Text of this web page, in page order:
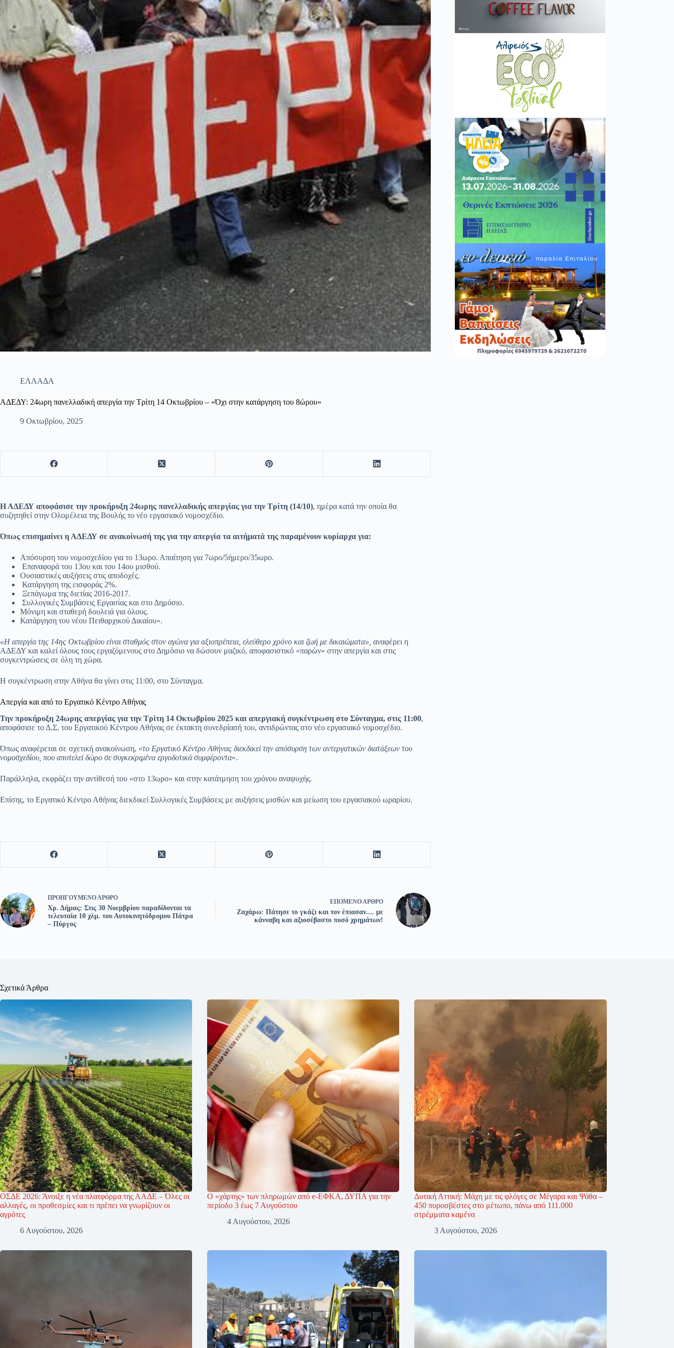
ΕΛΛΑΔΑ
ΑΔΕΔΥ: 24ωρη πανελλαδική απεργία την Τρίτη 14 Οκτωβρίου – «Όχι στην κατάργηση του 8ώρου»
9 Οκτωβρίου, 2025
Η ΑΔΕΔΥ αποφάσισε την προκήρυξη 24ωρης πανελλαδικής απεργίας για την Τρίτη (14/10), ημέρα κατά την οποία θα
συζητηθεί στην Ολομέλεια της Βουλής το νέο εργασιακό νομοσχέδιο.
Όπως επισημαίνει η ΑΔΕΔΥ σε ανακοίνωσή της για την απεργία τα αιτήματά της παραμένουν κυρίαρχα για:
Απόσυρση του νομοσχεδίου για το 13ωρο. Απαίτηση για 7ωρο/5ήμερο/35ωρο.
Επαναφορά του 13ου και του 14ου μισθού.
Ουσιαστικές αυξήσεις στις αποδοχές.
Κατάργηση της εισφοράς 2%.
Ξεπάγωμα της διετίας 2016-2017.
Συλλογικές Συμβάσεις Εργασίας και στο Δημόσιο.
Μόνιμη και σταθερή δουλειά για όλους.
Κατάργηση του νέου Πειθαρχικού Δικαίου».
«Η απεργία της 14ης Οκτωβρίου είναι σταθμός στον αγώνα για αξιοπρέπεια, ελεύθερο χρόνο και ζωή με δικαιώματα», αναφέρει η
ΑΔΕΔΥ και καλεί όλους τους εργαζόμενους στο Δημόσιο να δώσουν μαζικό, αποφασιστικό «παρών» στην απεργία και στις
συγκεντρώσεις σε όλη τη χώρα.
Η συγκέντρωση στην Αθήνα θα γίνει στις 11:00, στο Σύνταγμα.
Απεργία και από το Εργατικό Κέντρο Αθήνας
Την προκήρυξη 24ωρης απεργίας για την Τρίτη 14 Οκτωβρίου 2025 και απεργιακή συγκέντρωση στο Σύνταγμα, στις 11:00,
αποφάσισε το Δ.Σ. του Εργατικού Κέντρου Αθήνας σε έκτακτη συνεδρίασή του, αντιδρώντας στο νέο εργασιακό νομοσχέδιο.
Όπως αναφέρεται σε σχετική ανακοίνωση, «το Εργατικό Κέντρο Αθήνας διεκδικεί την απόσυρση των αντεργατικών διατάξεων του
νομοσχεδίου, που αποτελεί δώρο σε συγκεκριμένα εργοδοτικά συμφέροντα».
Παράλληλα, εκφράζει την αντίθεσή του «στο 13ωρο» και στην κατάτμηση του χρόνου αναψυχής.
Επίσης, το Εργατικό Κέντρο Αθήνας διεκδικεί Συλλογικές Συμβάσεις με αυξήσεις μισθών και μείωση του εργασιακού ωραρίου.
ΠΡΟΗΓΟΎΜΕΝΟ ΆΡΘΡΟ
Χρ. Δήμας: Στις 30 Νοεμβρίου παραδίδονται τα
τελευταία 10 χλμ. του Αυτοκινητόδρομου Πάτρα
– Πύργος
ΕΠΌΜΕΝΟ ΆΡΘΡΟ
Ζαχάρω: Πάτησε το γκάζι και τον έπιασαν.... με
κάνναβη και αξιοσέβαστο ποσό χρημάτων!
Σχετικά Άρθρα
ΟΣΔΕ 2026: Άνοιξε η νέα πλατφόρμα της ΑΑΔΕ – Όλες οι
αλλαγές, οι προθεσμίες και τι πρέπει να γνωρίζουν οι
αγρότες
6 Αυγούστου, 2026
Ο «χάρτης» των πληρωμών από e-ΕΦΚΑ, ΔΥΠΑ για την
περίοδο 3 έως 7 Αυγούστου
4 Αυγούστου, 2026
Δυτική Αττική: Μάχη με τις φλόγες σε Μέγαρα και Ψάθα –
450 πυροσβέστες στο μέτωπο, πάνω από 111.000
στρέμματα καμένα
3 Αυγούστου, 2026